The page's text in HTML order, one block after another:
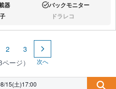
器 あり:バックモニター
なし:ドラレコ
2
3
ページ）
次へ
15(土)17:00